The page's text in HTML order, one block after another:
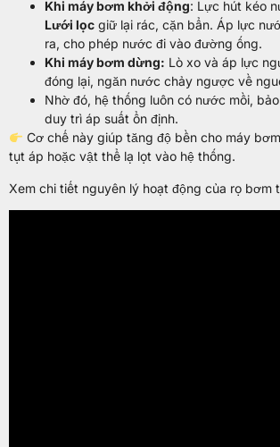
Khi máy bơm khởi động: Lực hút kéo
Lưới lọc giữ lại rác, cặn bẩn. Áp lực
ra, cho phép nước đi vào đường ống.
Khi máy bơm dừng: Lò xo và áp lực
đóng lại, ngăn nước chảy ngược về
Nhờ đó, hệ thống luôn có nước mồi,
duy trì áp suất ổn định.
Cơ chế này giúp tăng độ bền cho máy
tụt áp hoặc vật thể lạ lọt vào hệ thống.
Xem chi tiết nguyên lý hoạt động của rọ bơm